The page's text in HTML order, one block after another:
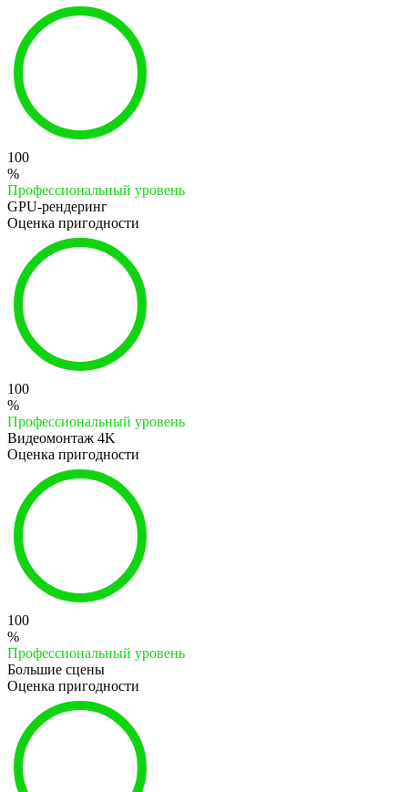
100
%
Профессиональный уровень
GPU-рендеринг
Оценка пригодности
100
%
Профессиональный уровень
Видеомонтаж 4K
Оценка пригодности
100
%
Профессиональный уровень
Большие сцены
Оценка пригодности